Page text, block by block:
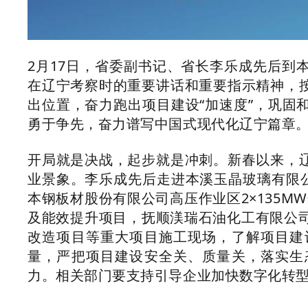
2月17日，省委副书记、省长李乐成先后到
在辽宁考察时的重要讲话和重要指示精神
出位置，奋力跑出项目建设“加速度”，巩
勇于争先，奋力谱写中国式现代化辽宁篇章
开局就是决战，起步就是冲刺。新春以来
业景象。李乐成先后走进本溪玉晶玻璃有
本钢板材股份有限公司高压作业区
及能效提升项目，抚顺渼瑞石油化工有限
改造项目等重大项目施工现场，了解项目
量，严把项目建设安全关、质量关，落实
力。相关部门要支持引导企业加快数字化转